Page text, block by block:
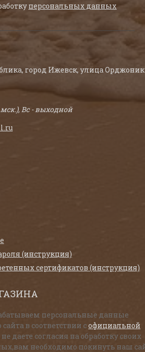
персональных данных
город Ижевск, улица
Вс - выходной
(инструкция)
сертификатов (инструкция)
персональные данные
в соответствии софициальной
даете согласия на обработку своих
необходимо покинуть наш